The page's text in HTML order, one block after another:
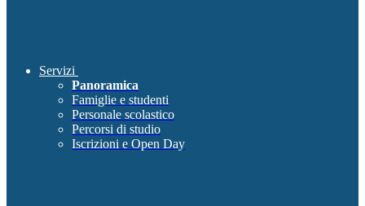
Servizi
Panoramica
Famiglie e studenti
Personale scolastico
Percorsi di studio
Iscrizioni e Open Day